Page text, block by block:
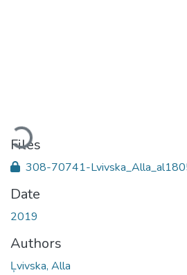
Loading...
Files
308-70741-
Date
2019
Authors
Ļvivska, Alla